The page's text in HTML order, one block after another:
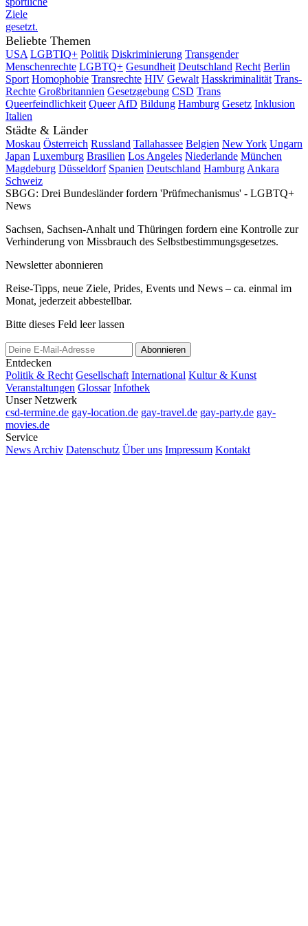
Ziele
gesetzt.
Beliebte Themen
USA LGBTIQ+ Politik Diskriminierung Transgender
Menschenrechte LGBTQ+ Gesundheit Deutschland Recht Berlin
Sport Homophobie Transrechte HIV Gewalt Hasskriminalität Trans-
Rechte Großbritannien Gesetzgebung CSD Trans
Queerfeindlichkeit Queer AfD Bildung Hamburg Gesetz Inklusion
Italien
Städte & Länder
Moskau Österreich Russland Tallahassee Belgien New York Ungarn
Japan Luxemburg Brasilien Los Angeles Niederlande München
Magdeburg Düsseldorf Spanien Deutschland Hamburg Ankara
Schweiz
SBGG: Drei Bundesländer fordern 'Prüfmechanismus' - LGBTQ+
News
Sachsen, Sachsen-Anhalt und Thüringen fordern eine Kontrolle zur
Verhinderung von Missbrauch des Selbstbestimmungsgesetzes.
Newsletter abonnieren
Reise-Tipps, neue Ziele, Prides, Events und News – ca. einmal im
Monat, jederzeit abbestellbar.
Bitte dieses Feld leer lassen
Abonnieren
Entdecken
Politik & Recht Gesellschaft International Kultur & Kunst
Veranstaltungen Glossar Infothek
Unser Netzwerk
csd-termine.de gay-location.de gay-travel.de gay-party.de gay-
movies.de
Service
News Archiv Datenschutz Über uns Impressum Kontakt